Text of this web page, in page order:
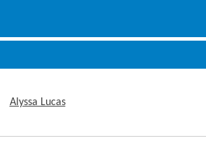
Alyssa Lucas